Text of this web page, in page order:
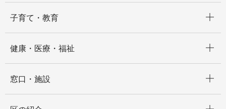
子育て・教育
健康・医療・福祉
窓口・施設